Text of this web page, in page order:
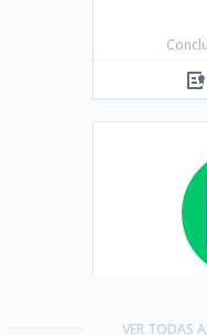
VER TODAS